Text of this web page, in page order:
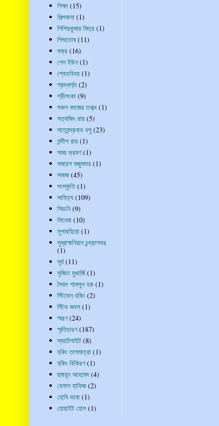
শিক্ষা (15)
শিল্পকলা (1)
শিশিরকুমার মিত্র (1)
শিশুতোষ (11)
শুক্র (16)
শেন ইউন (1)
শ্বেতবিবর (1)
শ্রদ্ধার্ঘ্য (2)
শ্রীলংকা (9)
সকল কাজের তত্ত্ব (1)
সত্যজিৎ রায় (5)
সত্যেন্দ্রনাথ বসু (23)
সন্দীপ রায় (1)
সময় ভ্রমণ (1)
সমরেশ মজুমদার (1)
সমাজ (45)
সংস্কৃতি (1)
সাহিত্য (109)
সিডনি (9)
সিনেমা (10)
সুপারহিরো (1)
সুব্রাহ্মনিয়ান চন্দ্রশেখর
(1)
সূর্য (11)
সৃজিত মুখার্জি (1)
সৈয়দ শামসুল হক (1)
স্টিফেন হকিং (2)
স্টিভ জবস (1)
স্মরণ (24)
স্মৃতিচারণ (187)
স্যাটেলাইট (8)
হকিং তাপমাত্রা (1)
হকিং বিকিরণ (1)
হুমায়ূন আহমেদ (4)
হেলাল হাফিজ (2)
হোমি ভাবা (1)
হোয়াইট হোল (1)